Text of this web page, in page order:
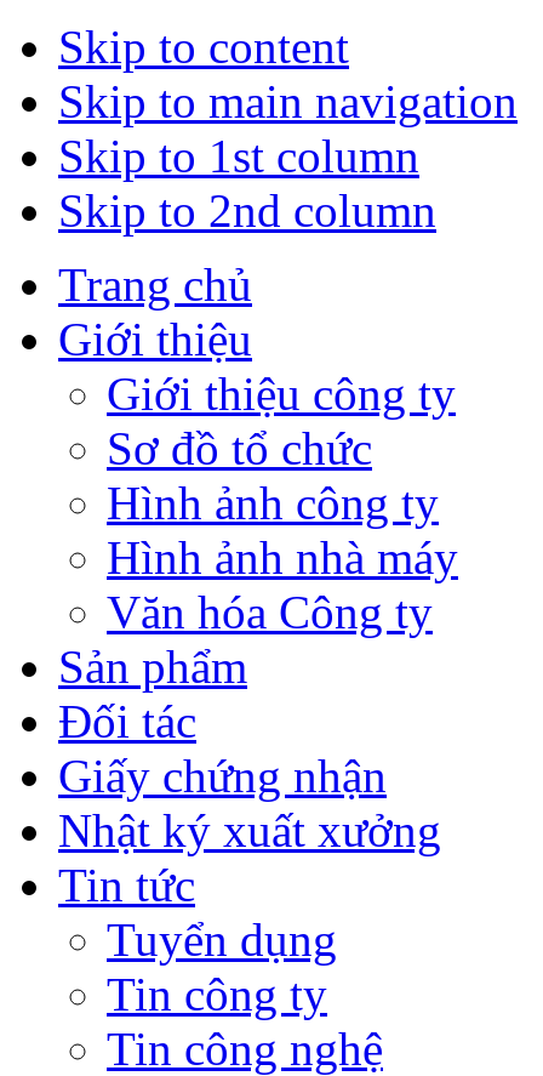
Skip to content
Skip to main navigation
Skip to 1st column
Skip to 2nd column
Trang chủ
Giới thiệu
Giới thiệu công ty
Sơ đồ tổ chức
Hình ảnh công ty
Hình ảnh nhà máy
Văn hóa Công ty
Sản phẩm
Đối tác
Giấy chứng nhận
Nhật ký xuất xưởng
Tin tức
Tuyển dụng
Tin công ty
Tin công nghệ